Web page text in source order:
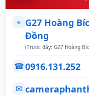
⌖ G27 Hoàng
Đồng
(Trước đây: G27 Hoàng
☎0916.131.252
✉